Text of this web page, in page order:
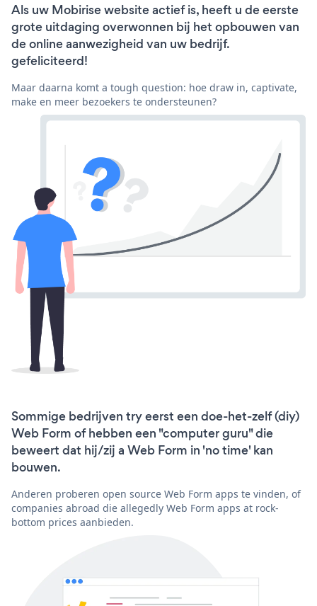
Als uw Mobirise website actief is, heeft u de eerste
grote uitdaging overwonnen bij het opbouwen van
de online aanwezigheid van uw bedrijf.
gefeliciteerd!
Maar daarna komt a tough question: hoe draw in, captivate,
make en meer bezoekers te ondersteunen?
Sommige bedrijven try eerst een doe-het-zelf (diy)
Web Form of hebben een "computer guru" die
beweert dat hij/zij a Web Form in 'no time' kan
bouwen.
Anderen proberen open source Web Form apps te vinden, of
companies abroad die allegedly Web Form apps at rock-
bottom prices aanbieden.